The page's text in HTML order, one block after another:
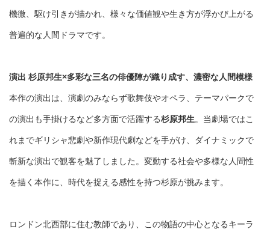
機微、駆け引きが描かれ、様々な価値観や生き方が浮かび上がる
普遍的な人間ドラマです。
演出 杉原邦生×多彩な三名の俳優陣が織り成す、濃密な人間模様
本作の演出は、演劇のみならず歌舞伎やオペラ、テーマパークで
の演出も手掛けるなど多方面で活躍する杉原邦生。当劇場ではこ
れまでギリシャ悲劇や新作現代劇などを手がけ、ダイナミックで
斬新な演出で観客を魅了しました。変動する社会や多様な人間性
を描く本作に、時代を捉える感性を持つ杉原が挑みます。
ロンドン北西部に住む教師であり、この物語の中心となるキーラ